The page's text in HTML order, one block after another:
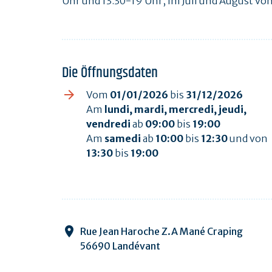
Die Öffnungsdaten
Vom 01/01/2026 bis 31/12/2026
Am lundi, mardi, mercredi, jeudi,
vendredi ab 09:00 bis 19:00
Am samedi ab 10:00 bis 12:30und von
13:30 bis 19:00
Rue Jean Haroche Z.A Mané Craping
56690 Landévant